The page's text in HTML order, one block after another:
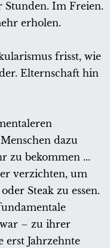
Stunden. Im Freien.
erholen.
frisst, wie
Elternschaft hin
dazu
zu bekommen ...
verzichten, um
Steak zu essen.
– zu ihrer
erst Jahrzehnte